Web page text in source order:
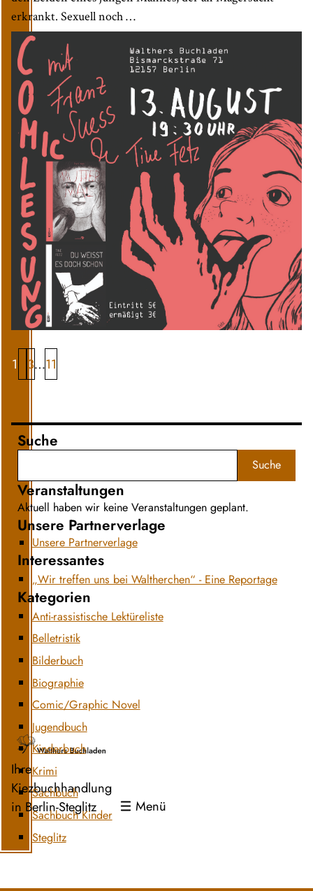
Ihre
Kiezbuchhandlung
in Berlin-Steglitz
Menü
erkrankt. Sexuell noch …
1 3…11
Suche
Suche
Veranstaltungen
Aktuell haben wir keine Veranstaltungen geplant.
Unsere Partnerverlage
Unsere Partnerverlage
Interessantes
„Wir treffen uns bei Waltherchen“ - Eine Reportage
Kategorien
Anti-rassistische Lektüreliste
Belletristik
Bilderbuch
Biographie
Comic/Graphic Novel
Jugendbuch
Kinderbuch
Krimi
Sachbuch
Sachbuch Kinder
Steglitz